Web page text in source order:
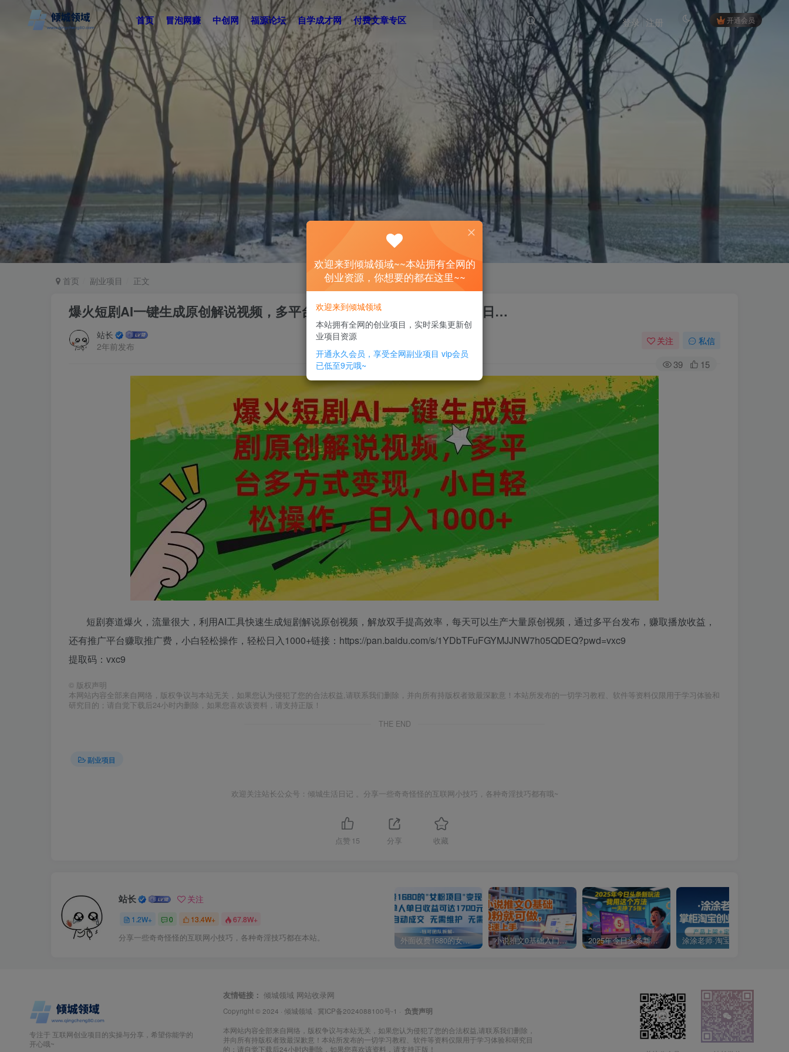
首页 冒泡网赚 中创网 福源论坛 自学成才网 付费文章专区 开通会员
登录 注册
首页 副业项目 正文
爆火短剧AI一键生成原创解说视频，多平台多方式变现，小白轻松操作，日…
站长
2年前发布
关注 私信
39 15
短剧赛道爆火，流量很大，利用AI工具快速生成短剧解说原创视频，解放双手提高效率，每天可以生产大量原创视频，通过多平台发布，赚取播放收益，
还有推广平台赚取推广费，小白轻松操作，轻松日入1000+链接：https://pan.baidu.com/s/1YDbTFuFGYMJJNW7h05QDEQ?pwd=vxc9
提取码：vxc9
© 版权声明
本网站内容全部来自网络，版权争议与本站无关，如果您认为侵犯了您的合法权益,请联系我们删除，并向所有持版权者致最深歉意！本站所发布的一切学习教程、软件等资料仅限用于学习体验和
研究目的；请自觉下载后24小时内删除，如果您喜欢该资料，请支持正版！
THE END
副业项目
欢迎关注站长公众号：倾城生活日记 。分享一些奇奇怪怪的互联网小技巧，各种奇淫技巧都有哦~
点赞 15 分享 收藏
站长 关注
1.2W+ 0 13.4W+ 67.8W+
分享一些奇奇怪怪的互联网小技巧，各种奇淫技巧都在本站。 外面收费1680的女粉项目变现，单人单日收益可达1.7k，全自动成交无需维护 小说推文0基础入门教程，0粉就可做，快速上手 2025年今日头条新玩法，我用这个方法，一天挣了5张+
专注于 互联网创业项目的实操与分享，希望你能学的
开心哦~
友情链接： 倾城领域 网站收录网
Copyright © 2024 · 倾城领域 · 冀ICP备2024088100号-1 · 负责声明
本网站内容全部来自网络，版权争议与本站无关，如果您认为侵犯了您的合法权益,请联系我们删除，
并向所有持版权者致最深歉意！本站所发布的一切学习教程、软件等资料仅限用于学习体验和研究目
的；请自觉下载后24小时内删除，如果您喜欢该资料，请支持正版！
欢迎来到倾城领域~~本站拥有全网的
创业资源，你想要的都在这里~~
欢迎来到倾城领域
本站拥有全网的创业项目，实时采集更新创
业项目资源
开通永久会员，享受全网副业项目 vip会员
已低至9元哦~